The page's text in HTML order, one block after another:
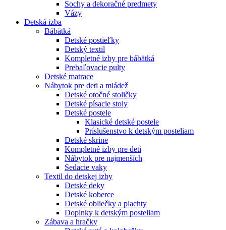
Sochy a dekoračné predmety
Vázy
Detská izba
Bábätká
Detské postieľky
Detský textil
Kompletné izby pre bábätká
Prebaľovacie pulty
Detské matrace
Nábytok pre deti a mládež
Detské otočné stoličky
Detské písacie stoly
Detské postele
Klasické detské postele
Príslušenstvo k detským posteliam
Detské skrine
Kompletné izby pre deti
Nábytok pre najmenších
Sedacie vaky
Textil do detskej izby
Detské deky
Detské koberce
Detské obliečky a plachty
Doplnky k detským posteliam
Zábava a hračky